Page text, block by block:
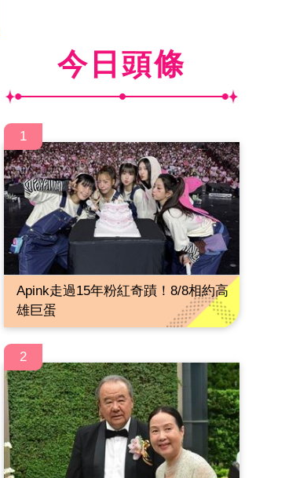
今日頭條
1
Apink走過15年粉紅奇蹟！8/8相約高
雄巨蛋
2